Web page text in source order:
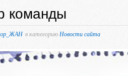
команды
в категориюНовости сайта